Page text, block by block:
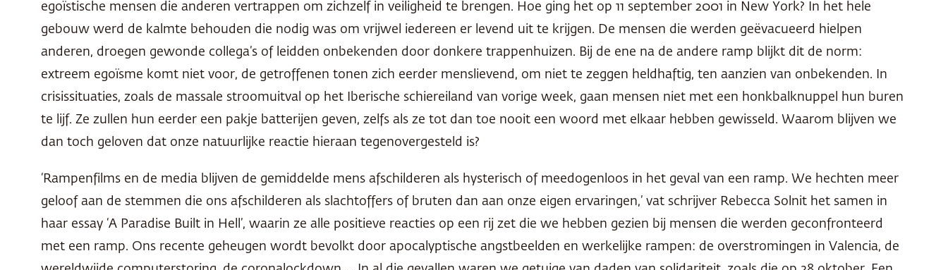
egoïstische mensen die anderen vertrappen om zichzelf in veiligheid te brengen. Hoe ging het op 11 september 2001 in New York? In het hele
gebouw werd de kalmte behouden die nodig was om vrijwel iedereen er levend uit te krijgen. De mensen die werden geëvacueerd hielpen
anderen, droegen gewonde collega’s of leidden onbekenden door donkere trappenhuizen. Bij de ene na de andere ramp blijkt dit de norm:
extreem egoïsme komt niet voor, de getroffenen tonen zich eerder menslievend, om niet te zeggen heldhaftig, ten aanzien van onbekenden. In
crisissituaties, zoals de massale stroomuitval op het Iberische schiereiland van vorige week, gaan mensen niet met een honkbalknuppel hun buren
te lijf. Ze zullen hun eerder een pakje batterijen geven, zelfs als ze tot dan toe nooit een woord met elkaar hebben gewisseld. Waarom blijven we
dan toch geloven dat onze natuurlijke reactie hieraan tegenovergesteld is?
‘Rampenfilms en de media blijven de gemiddelde mens afschilderen als hysterisch of meedogenloos in het geval van een ramp. We hechten meer
geloof aan de stemmen die ons afschilderen als slachtoffers of bruten dan aan onze eigen ervaringen,’ vat schrijver Rebecca Solnit het samen in
haar essay ‘A Paradise Built in Hell’, waarin ze alle positieve reacties op een rij zet die we hebben gezien bij mensen die werden geconfronteerd
met een ramp. Ons recente geheugen wordt bevolkt door apocalyptische angstbeelden en werkelijke rampen: de overstromingen in Valencia, de